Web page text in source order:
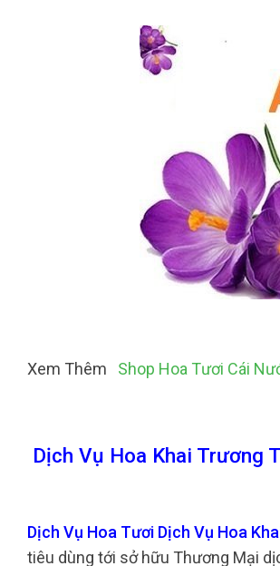
Xem Thêm Shop Hoa Tươi Cái
Dịch Vụ Hoa Khai Trương
Dịch Vụ Hoa Tươi Dịch Vụ Hoa
tiêu dùng tới sở hữu Thương Mại